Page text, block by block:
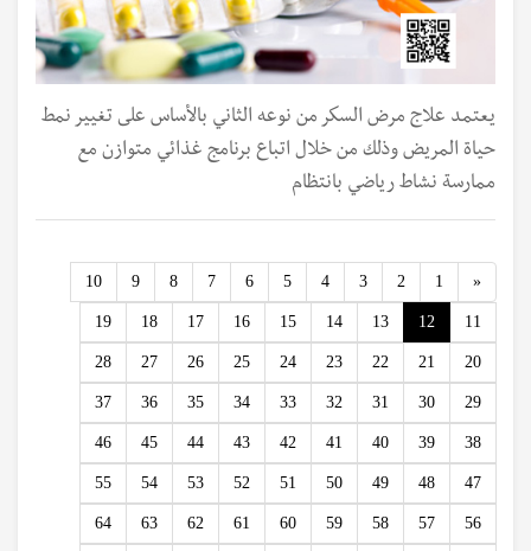
يعتمد علاج مرض السكر من نوعه الثاني بالأساس على تغيير نمط
حياة المريض وذلك من خلال اتباع برنامج غذائي متوازن مع
ممارسة نشاط رياضي بانتظام
«
Previous
1
2
3
4
5
6
7
8
9
10
11
12
13
14
15
16
17
18
19
20
21
22
23
24
25
26
27
28
29
30
31
32
33
34
35
36
37
38
39
40
41
42
43
44
45
46
47
48
49
50
51
52
53
54
55
56
57
58
59
60
61
62
63
64